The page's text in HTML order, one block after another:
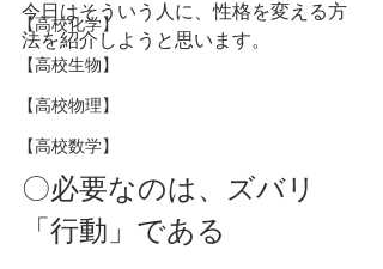
【高校化学】
【高校生物】
【高校物理】
【高校数学】
今日はそういう人に、性格を変える方
法を紹介しようと思います。
〇必要なのは、ズバリ
「行動」である